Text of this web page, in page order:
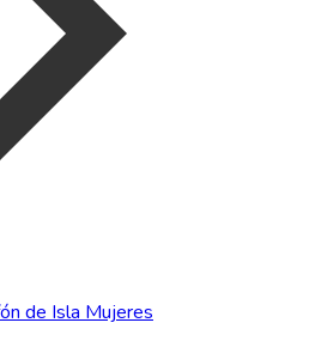
de Isla Mujeres